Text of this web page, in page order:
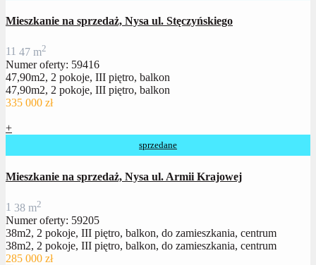
Mieszkanie na sprzedaż, Nysa ul. Stęczyńskiego
11 47 m2
Numer oferty: 59416
47,90m2, 2 pokoje, III piętro, balkon
47,90m2, 2 pokoje, III piętro, balkon
335 000 zł
+
sprzedane
Mieszkanie na sprzedaż, Nysa ul. Armii Krajowej
1 38 m2
Numer oferty: 59205
38m2, 2 pokoje, III piętro, balkon, do zamieszkania, centrum
38m2, 2 pokoje, III piętro, balkon, do zamieszkania, centrum
285 000 zł